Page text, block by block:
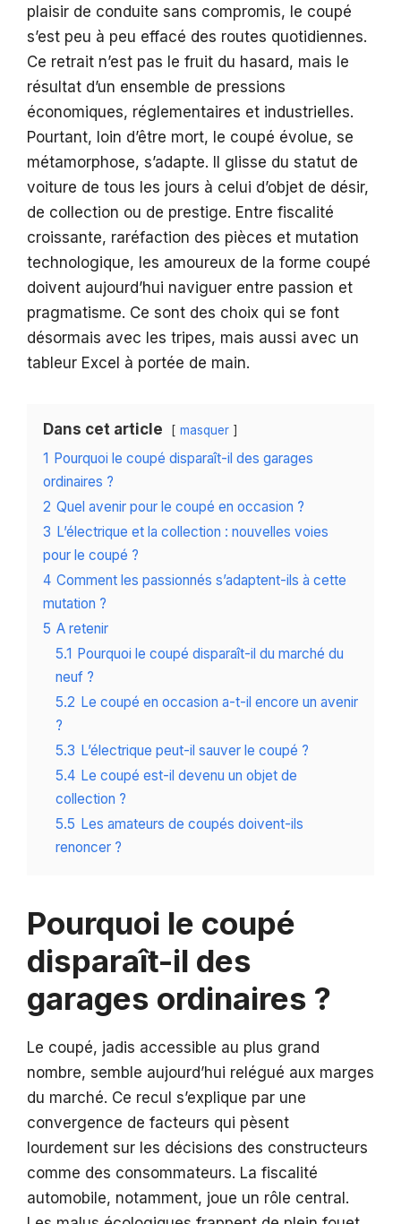
plaisir de conduite sans compromis, le coupé
s’est peu à peu effacé des routes quotidiennes.
Ce retrait n’est pas le fruit du hasard, mais le
résultat d’un ensemble de pressions
économiques, réglementaires et industrielles.
Pourtant, loin d’être mort, le coupé évolue, se
métamorphose, s’adapte. Il glisse du statut de
voiture de tous les jours à celui d’objet de désir,
de collection ou de prestige. Entre fiscalité
croissante, raréfaction des pièces et mutation
technologique, les amoureux de la forme coupé
doivent aujourd’hui naviguer entre passion et
pragmatisme. Ce sont des choix qui se font
désormais avec les tripes, mais aussi avec un
tableur Excel à portée de main.
Dans cet article masquer
1 Pourquoi le coupé disparaît-il des garages
ordinaires ?
2 Quel avenir pour le coupé en occasion ?
3 L’électrique et la collection : nouvelles voies
pour le coupé ?
4 Comment les passionnés s’adaptent-ils à cette
mutation ?
5 A retenir
5.1 Pourquoi le coupé disparaît-il du marché du
neuf ?
5.2 Le coupé en occasion a-t-il encore un avenir
?
5.3 L’électrique peut-il sauver le coupé ?
5.4 Le coupé est-il devenu un objet de
collection ?
5.5 Les amateurs de coupés doivent-ils
renoncer ?
Pourquoi le coupé
disparaît-il des
garages ordinaires ?
Le coupé, jadis accessible au plus grand
nombre, semble aujourd’hui relégué aux marges
du marché. Ce recul s’explique par une
convergence de facteurs qui pèsent
lourdement sur les décisions des constructeurs
comme des consommateurs. La fiscalité
automobile, notamment, joue un rôle central.